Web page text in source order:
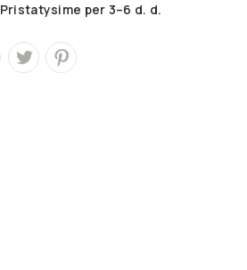
Pristatysime per 3–6 d. d.